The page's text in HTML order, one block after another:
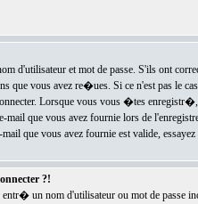
d'utilisateur et mot de passe. S'ils ont
que vous avez re�ues. Si ce n'est pas
Lorsque vous vous �tes
que vous avez fournie lors de
que vous avez fournie est valide,
?!
entr� un nom d'utilisateur ou mot de